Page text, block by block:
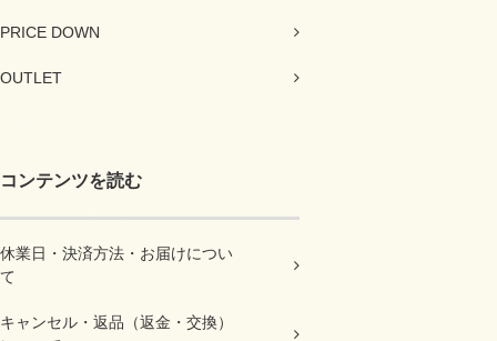
PRICE DOWN
OUTLET
コンテンツを読む
休業日・決済方法・お届けについ
て
キャンセル・返品（返金・交換）